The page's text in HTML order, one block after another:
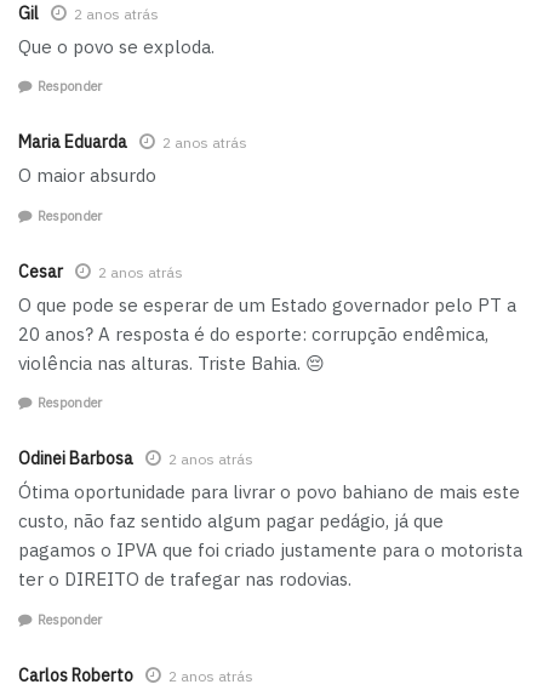
Gil 2 anos atrás
Que o povo se exploda.
Responder
Maria Eduarda 2 anos atrás
O maior absurdo
Responder
Cesar 2 anos atrás
O que pode se esperar de um Estado governador pelo PT a
20 anos? A resposta é do esporte: corrupção endêmica,
violência nas alturas. Triste Bahia. 😔
Responder
Odinei Barbosa 2 anos atrás
Ótima oportunidade para livrar o povo bahiano de mais este
custo, não faz sentido algum pagar pedágio, já que
pagamos o IPVA que foi criado justamente para o motorista
ter o DIREITO de trafegar nas rodovias.
Responder
Carlos Roberto 2 anos atrás